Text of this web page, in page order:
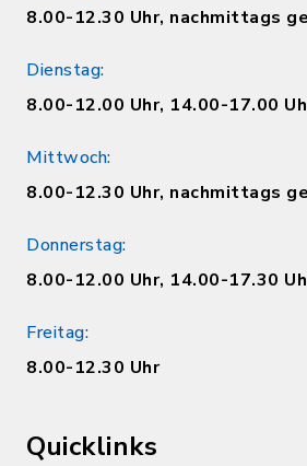
8.00-12.30 Uhr, nachmittags
Dienstag:
8.00-12.00 Uhr, 14.00-17.00
Mittwoch:
8.00-12.30 Uhr, nachmittags
Donnerstag:
8.00-12.00 Uhr, 14.00-17.30
Freitag:
8.00-12.30 Uhr
Quicklinks